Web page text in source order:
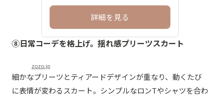
詳細を見る
⑧日常コーデを格上げ。揺れ感プリーツスカート
zozo.jp
細かなプリーツとティアードデザインが重なり、動くたび
に表情が変わるスカート。シンプルなロンTやシャツを合わ